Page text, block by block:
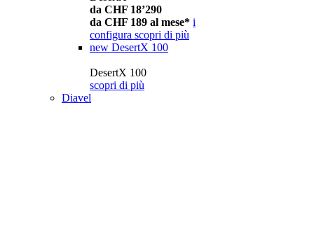
da CHF 18’290
da CHF 189 al mese* i
configura scopri di più
new DesertX 100
DesertX 100
scopri di più
Diavel